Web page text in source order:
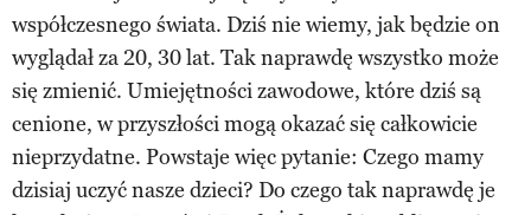
współczesnego świata. Dziś nie wiemy, jak będzie on
wyglądał za 20, 30 lat. Tak naprawdę wszystko może
się zmienić. Umiejętności zawodowe, które dziś są
cenione, w przyszłości mogą okazać się całkowicie
nieprzydatne. Powstaje więc pytanie: Czego mamy
dzisiaj uczyć nasze dzieci? Do czego tak naprawdę je